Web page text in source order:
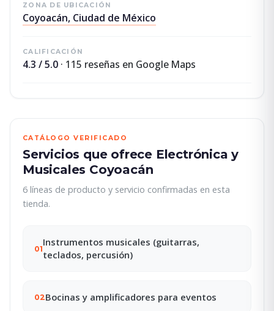
ZONA DE UBICACIÓN
Coyoacán, Ciudad de México
CALIFICACIÓN
4.3 / 5.0 · 115 reseñas en Google Maps
CATÁLOGO VERIFICADO
Servicios que ofrece Electrónica y
Musicales Coyoacán
6 líneas de producto y servicio confirmadas en esta
tienda.
01
Instrumentos musicales (guitarras,
teclados, percusión)
02Bocinas y amplificadores para eventos